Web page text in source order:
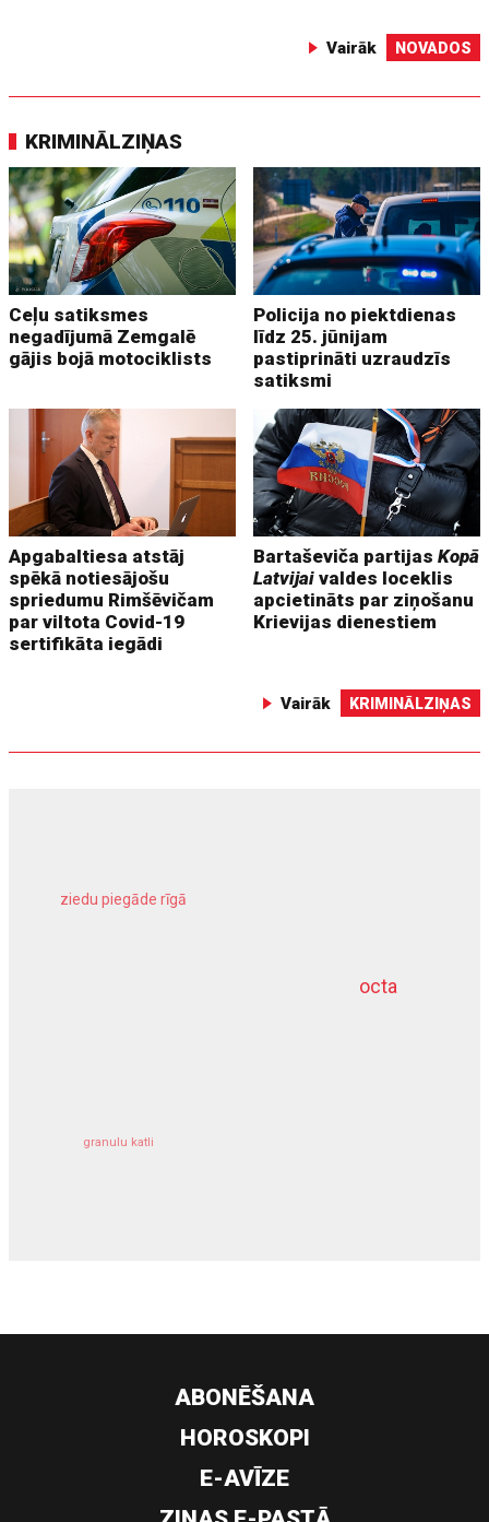
Vairāk NOVADOS
KRIMINĀLZIŅAS
Ceļu satiksmes
negadījumā Zemgalē
gājis bojā motociklists
Policija no piektdienas
līdz 25. jūnijam
pastiprināti uzraudzīs
satiksmi
Apgabaltiesa atstāj
spēkā notiesājošu
spriedumu Rimšēvičam
par viltota Covid-19
sertifikāta iegādi
Bartaševiča partijasKopā
Latvijai valdes loceklis
apcietināts par ziņošanu
Krievijas dienestiem
Vairāk KRIMINĀLZIŅAS
octa
ziedu piegāde rīgā
granulu katli
dziļurbums
ABONĒŠANA
HOROSKOPI
E-AVĪZE